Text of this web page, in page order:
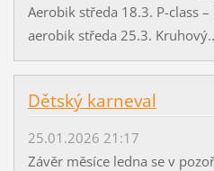
Aerobik středa 18.3. P-class
aerobik středa 25.3.
Dětský karneval
25.01.2026 21:17
Závěr měsíce ledna se v